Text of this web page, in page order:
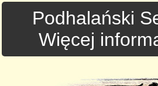
Podhalański
Więcej